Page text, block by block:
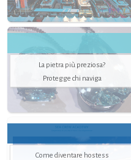
La pietra più preziosa?
Protegge chi naviga
Come diventare hostess